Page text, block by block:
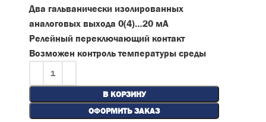
Два гальванически изолированных
аналоговых выхода 0(4)…20 мА
Релейный переключающий контакт
Возможен контроль температуры среды
В КОРЗИНУ
ОФОРМИТЬ ЗАКАЗ